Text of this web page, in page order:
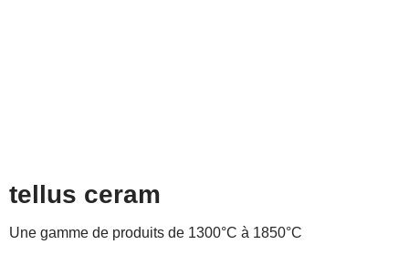
tellus ceram
Une gamme de produits de 1300°C à 1850°C